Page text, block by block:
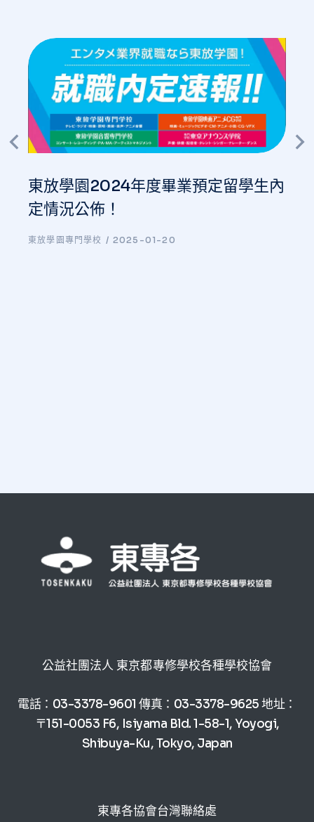
東放學園2024年度畢業預定留學生內
定情況公佈！
東放學園專門學校 2025-01-20
公益社團法人 東京都專修學校各種學校協會
電話：03-3378-9601 傳真：03-3378-9625 地址：
〒151-0053 F6, Isiyama Bld. 1-58-1, Yoyogi,
Shibuya-Ku, Tokyo, Japan
東專各協會台灣聯絡處